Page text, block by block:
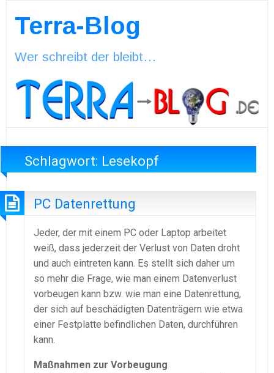
Terra-Blog
Wer schreibt der bleibt…
Schlagwort: Lesekopf
PC Datenrettung
Jeder, der mit einem PC oder Laptop arbeitet
weiß, dass jederzeit der Verlust von Daten droht
und auch eintreten kann. Es stellt sich daher um
so mehr die Frage, wie man einem Datenverlust
vorbeugen kann bzw. wie man eine Datenrettung,
der sich auf beschädigten Datenträgern wie etwa
einer Festplatte befindlichen Daten, durchführen
kann.
Maßnahmen zur Vorbeugung